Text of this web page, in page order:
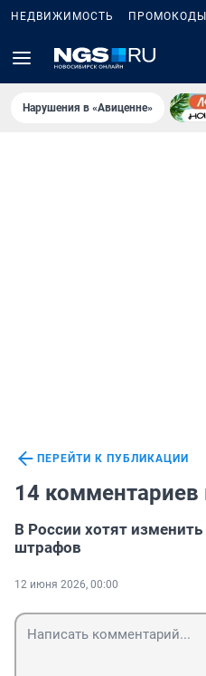
НЕДВИЖИМОСТЬ ПРОМОКОДЫ
Нарушения в «Авиценне»
ПЕРЕЙТИ К ПУБЛИКАЦИИ
14 комментариев
В России хотят изменить
штрафов
12 июня 2026, 00:00